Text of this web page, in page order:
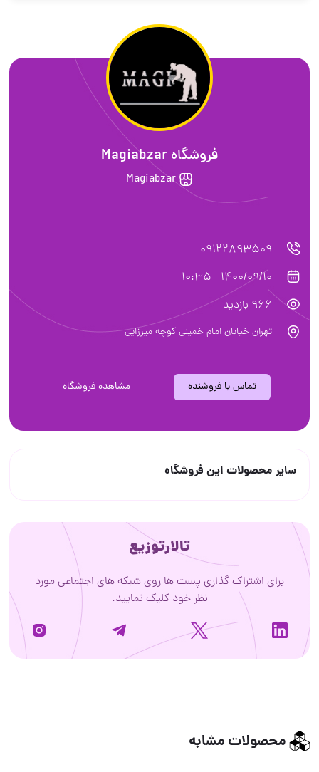
فروشگاه Magiabzar
Magiabzar
09122893509
1400/09/10 - 10:35
966 بازدید
تهران خیابان امام خمینی کوچه میرزایی
تماس با فروشنده مشاهده فروشگاه
سایر محصولات این فروشگاه
تالارتوزیع
برای اشتراک گذاری پست ها روی شبکه های اجتماعی مورد
نظر خود کلیک نمایید.
محصولات مشابه